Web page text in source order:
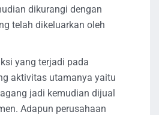
dikurangi dengan
telah dikeluarkan oleh
yang terjadi pada
aktivitas utamanya yaitu
jadi kemudian dijual
Adapun perusahaan